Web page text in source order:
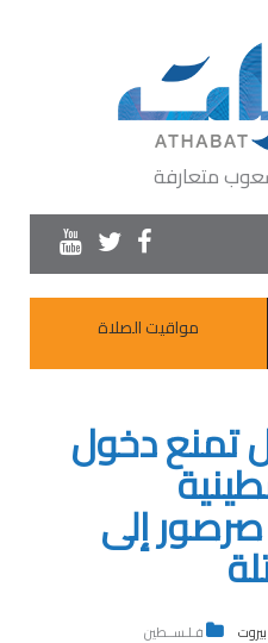
متعارفة
مواقيت الصلاة
تمنع دخول
صرصور إلى
فـلـســطين